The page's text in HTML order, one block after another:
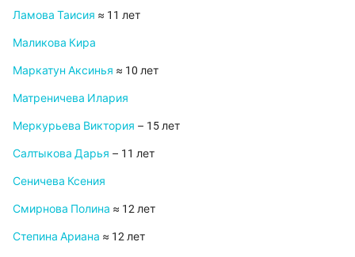
Ламова Таисия ≈ 11 лет
Маликова Кира
Маркатун Аксинья ≈ 10 лет
Матреничева Илария
Меркурьева Виктория – 15 лет
Салтыкова Дарья – 11 лет
Сеничева Ксения
Смирнова Полина ≈ 12 лет
Степина Ариана ≈ 12 лет